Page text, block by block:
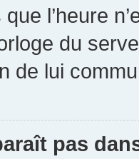
que l’heure
du
de lui
pas